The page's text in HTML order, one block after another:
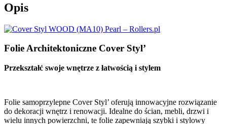
Opis
Folie Architektoniczne Cover Styl’
Przekształć swoje wnętrze z łatwością i stylem
Folie samoprzylepne Cover Styl’ oferują innowacyjne rozwiązanie
do dekoracji wnętrz i renowacji. Idealne do ścian, mebli, drzwi i
wielu innych powierzchni, te folie zapewniają szybki i stylowy